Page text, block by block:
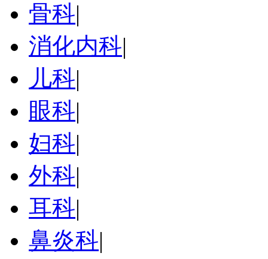
骨科|
消化内科|
儿科|
眼科|
妇科|
外科|
耳科|
鼻炎科|